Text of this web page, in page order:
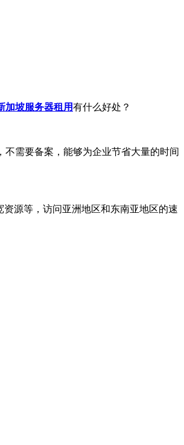
加坡服务器租用有什么好处？
需要备案，能够为企业节省大量的时间
源等，访问亚洲地区和东南亚地区的速